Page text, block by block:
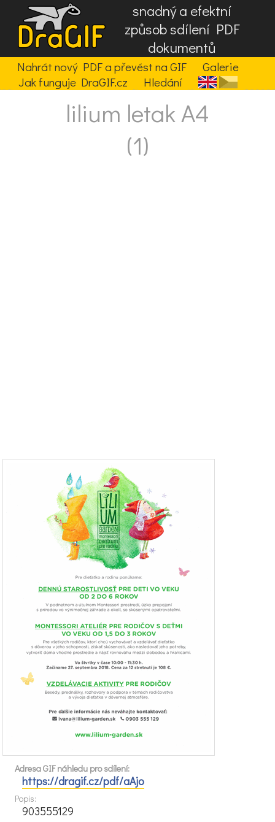
snadný a efektní
způsob sdílení PDF
dokumentů
Nahrát nový PDF a převést na GIF
Galerie
Jak funguje DraGIF.cz
Hledání
lilium letak A4
(1)
Adresa GIF náhledu pro sdílení:
https://dragif.cz/pdf/aAjo
Popis:
903555129